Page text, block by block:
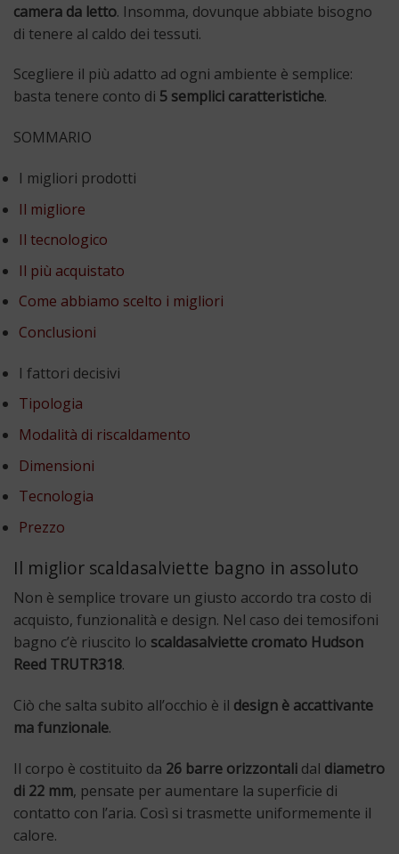
camera da letto. Insomma, dovunque abbiate bisogno
di tenere al caldo dei tessuti.
Scegliere il più adatto ad ogni ambiente è semplice:
basta tenere conto di 5 semplici caratteristiche.
SOMMARIO
I migliori prodotti
Il migliore
Il tecnologico
Il più acquistato
Come abbiamo scelto i migliori
Conclusioni
I fattori decisivi
Tipologia
Modalità di riscaldamento
Dimensioni
Tecnologia
Prezzo
Il miglior scaldasalviette bagno in assoluto
Non è semplice trovare un giusto accordo tra costo di
acquisto, funzionalità e design. Nel caso dei temosifoni
bagno c’è riuscito lo scaldasalviette cromato Hudson
Reed TRUTR318.
Ciò che salta subito all’occhio è il design è accattivante
ma funzionale.
Il corpo è costituito da 26 barre orizzontali dal diametro
di 22 mm, pensate per aumentare la superficie di
contatto con l’aria. Così si trasmette uniformemente il
calore.